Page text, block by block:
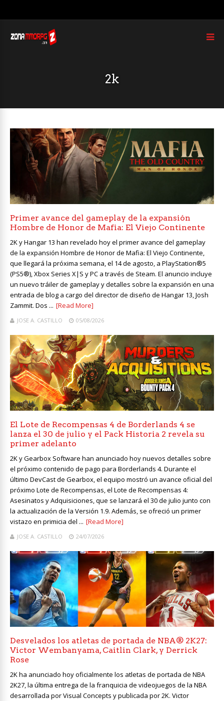
2k
Primer avance del gameplay de la expansión
Hombre de Honor de Mafia: El Viejo Continente
2K y Hangar 13 han revelado hoy el primer avance del gameplay
de la expansión Hombre de Honor de Mafia: El Viejo Continente,
que llegará la próxima semana, el 14 de agosto, a PlayStation®5
(PS5®), Xbox Series X|S y PC a través de Steam. El anuncio incluye
un nuevo tráiler de gameplay y detalles sobre la expansión en una
entrada de blog a cargo del director de diseño de Hangar 13, Josh
Zammit. Dos ... [Read More]
JOSE A. CASTILLO 05/08/2026
El Lote de Recompensas 4 de Borderlands 4 se
lanza el 30 de julio y el Pack Historia 2 revela su
primer adelanto
2K y Gearbox Software han anunciado hoy nuevos detalles sobre
el próximo contenido de pago para Borderlands 4. Durante el
último DevCast de Gearbox, el equipo mostró un avance oficial del
próximo Lote de Recompensas, el Lote de Recompensas 4:
Asesinatos y Adquisiciones, que se lanzará el 30 de julio junto con
la actualización de la Versión 1.9. Además, se ofreció un primer
vistazo en primicia del ... [Read More]
JOSE A. CASTILLO 24/07/2026
Desvelados los atletas de portada de NBA® 2K27:
Victor Wembanyama, Caitlin Clark, y Derrick
Rose
2K ha anunciado hoy oficialmente los atletas de portada de NBA
2K27, la última entrega de la franquicia de videojuegos de la NBA
desarrollada por Visual Concepts y publicada por 2K. Victor